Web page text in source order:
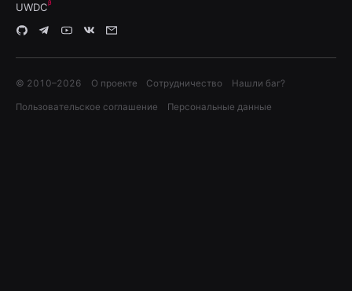
UWDC
© 2010–2026 О проекте Сотрудничество Нашли баг?
Пользовательское соглашение Персональные данные